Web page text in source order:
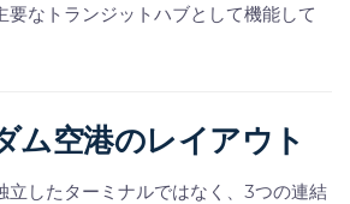
要なトランジットハブとして機能して
ム空港のレイアウト
立したターミナルではなく、3つの連結